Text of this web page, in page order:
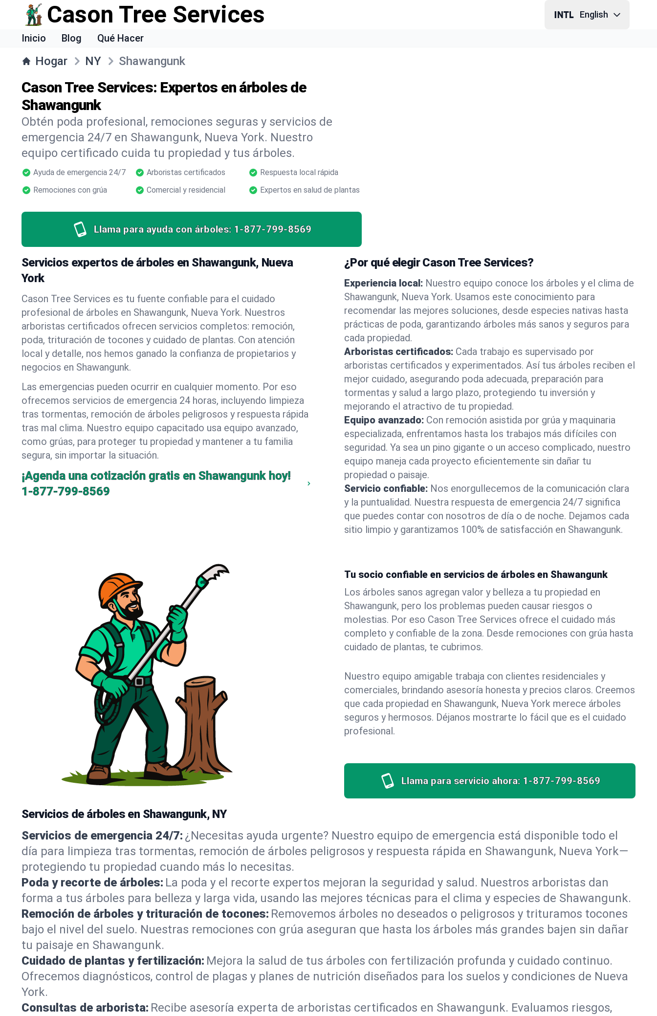
Cason Tree Services English
Inicio Blog Qué Hacer
Hogar NY Shawangunk
Cason Tree Services: Expertos en árboles de
Shawangunk
Obtén poda profesional, remociones seguras y servicios de
emergencia 24/7 en Shawangunk, Nueva York. Nuestro
equipo certificado cuida tu propiedad y tus árboles.
Ayuda de emergencia 24/7 Arboristas certificados
Respuesta local rápida
Remociones con grúa
Comercial y residencial Expertos en salud de plantas
Llama para ayuda con árboles: 1-877-799-8569
Servicios expertos de árboles en Shawangunk, Nueva
York
Cason Tree Services es tu fuente confiable para el cuidado
profesional de árboles en Shawangunk, Nueva York. Nuestros
arboristas certificados ofrecen servicios completos: remoción,
poda, trituración de tocones y cuidado de plantas. Con atención
local y detalle, nos hemos ganado la confianza de propietarios y
negocios en Shawangunk.
Las emergencias pueden ocurrir en cualquier momento. Por eso
ofrecemos servicios de emergencia 24 horas, incluyendo limpieza
tras tormentas, remoción de árboles peligrosos y respuesta rápida
tras mal clima. Nuestro equipo capacitado usa equipo avanzado,
como grúas, para proteger tu propiedad y mantener a tu familia
segura, sin importar la situación.
¡Agenda una cotización gratis en Shawangunk hoy!
1-877-799-8569
¿Por qué elegir Cason Tree Services?
Experiencia local: Nuestro equipo conoce los árboles y el clima de
Shawangunk, Nueva York. Usamos este conocimiento para
recomendar las mejores soluciones, desde especies nativas hasta
prácticas de poda, garantizando árboles más sanos y seguros para
cada propiedad.
Arboristas certificados: Cada trabajo es supervisado por
arboristas certificados y experimentados. Así tus árboles reciben el
mejor cuidado, asegurando poda adecuada, preparación para
tormentas y salud a largo plazo, protegiendo tu inversión y
mejorando el atractivo de tu propiedad.
Equipo avanzado: Con remoción asistida por grúa y maquinaria
especializada, enfrentamos hasta los trabajos más difíciles con
seguridad. Ya sea un pino gigante o un acceso complicado, nuestro
equipo maneja cada proyecto eficientemente sin dañar tu
propiedad o paisaje.
Servicio confiable: Nos enorgullecemos de la comunicación clara
y la puntualidad. Nuestra respuesta de emergencia 24/7 significa
que puedes contar con nosotros de día o de noche. Dejamos cada
sitio limpio y garantizamos 100% de satisfacción en Shawangunk.
Tu socio confiable en servicios de árboles en Shawangunk
Los árboles sanos agregan valor y belleza a tu propiedad en
Shawangunk, pero los problemas pueden causar riesgos o
molestias. Por eso Cason Tree Services ofrece el cuidado más
completo y confiable de la zona. Desde remociones con grúa hasta
cuidado de plantas, te cubrimos.
Nuestro equipo amigable trabaja con clientes residenciales y
comerciales, brindando asesoría honesta y precios claros. Creemos
que cada propiedad en Shawangunk, Nueva York merece árboles
seguros y hermosos. Déjanos mostrarte lo fácil que es el cuidado
profesional.
Llama para servicio ahora: 1-877-799-8569
Servicios de árboles en Shawangunk, NY
Servicios de emergencia 24/7: ¿Necesitas ayuda urgente? Nuestro equipo de emergencia está disponible todo el
día para limpieza tras tormentas, remoción de árboles peligrosos y respuesta rápida en Shawangunk, Nueva York—
protegiendo tu propiedad cuando más lo necesitas.
Poda y recorte de árboles: La poda y el recorte expertos mejoran la seguridad y salud. Nuestros arboristas dan
forma a tus árboles para belleza y larga vida, usando las mejores técnicas para el clima y especies de Shawangunk.
Remoción de árboles y trituración de tocones: Removemos árboles no deseados o peligrosos y trituramos tocones
bajo el nivel del suelo. Nuestras remociones con grúa aseguran que hasta los árboles más grandes bajen sin dañar
tu paisaje en Shawangunk.
Cuidado de plantas y fertilización: Mejora la salud de tus árboles con fertilización profunda y cuidado continuo.
Ofrecemos diagnósticos, control de plagas y planes de nutrición diseñados para los suelos y condiciones de Nueva
York.
Consultas de arborista: Recibe asesoría experta de arboristas certificados en Shawangunk. Evaluamos riesgos,